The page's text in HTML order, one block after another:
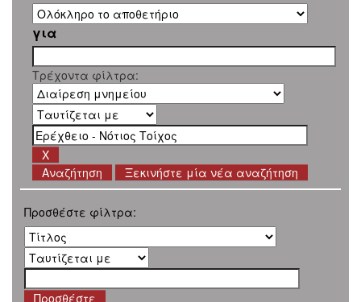
για
Τρέχοντα φίλτρα:
Ξεκινήστε μία νέα αναζήτηση
Προσθέστε φίλτρα: